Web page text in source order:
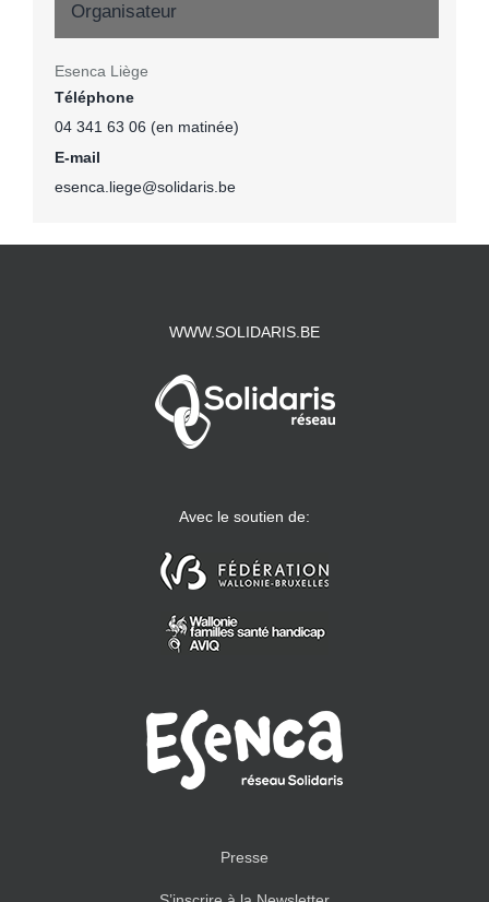
Organisateur
Esenca Liège
Téléphone
04 341 63 06 (en matinée)
E-mail
esenca.liege@solidaris.be
WWW.SOLIDARIS.BE
Avec le soutien de:
Presse